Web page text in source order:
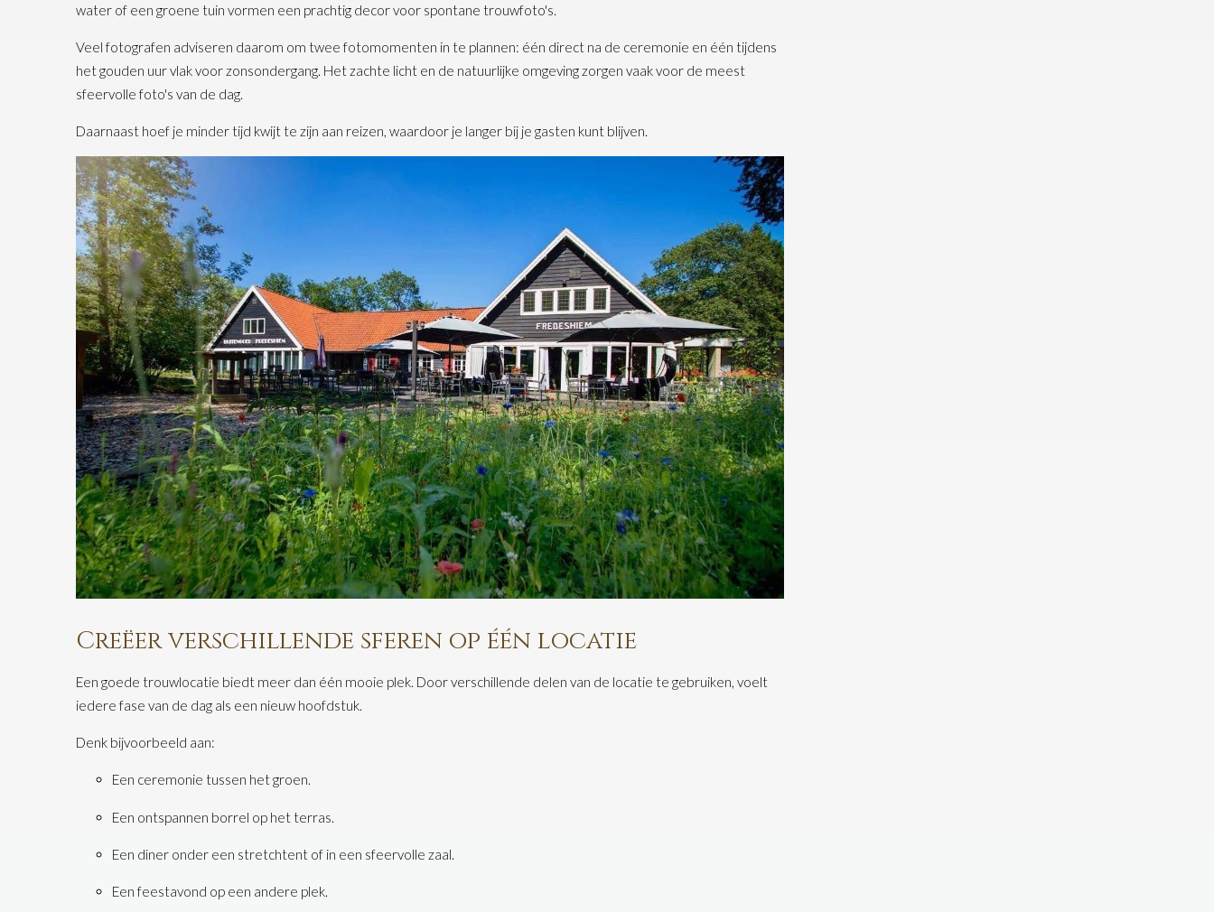
water of een groene tuin vormen een prachtig decor voor spontane trouwfoto's.
Veel fotografen adviseren daarom om twee fotomomenten in te plannen: één direct na de ceremonie en één tijdens
het gouden uur vlak voor zonsondergang. Het zachte licht en de natuurlijke omgeving zorgen vaak voor de meest
sfeervolle foto's van de dag.
Daarnaast hoef je minder tijd kwijt te zijn aan reizen, waardoor je langer bij je gasten kunt blijven.
Creëer verschillende sferen op één locatie
Een goede trouwlocatie biedt meer dan één mooie plek. Door verschillende delen van de locatie te gebruiken, voelt
iedere fase van de dag als een nieuw hoofdstuk.
Denk bijvoorbeeld aan:
Een ceremonie tussen het groen.
Een ontspannen borrel op het terras.
Een diner onder een stretchtent of in een sfeervolle zaal.
Een feestavond op een andere plek.